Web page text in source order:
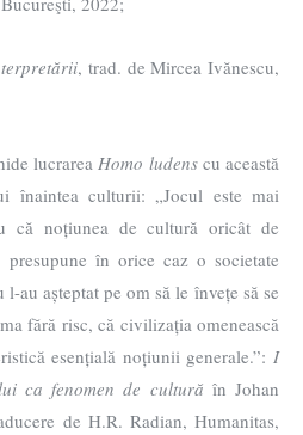
, trad. de Mircea Ivănescu,
lucrareaHomo ludenscu această
înaintea culturii: „Jocul este mai
că noțiunea de cultură oricât de
în orice caz o societate
au așteptat pe om să le învețe să se
fără risc, că civilizația omenească
esențială noțiunii generale.”: I
ca fenomen de cultură în Johan
de H.R. Radian, Humanitas,